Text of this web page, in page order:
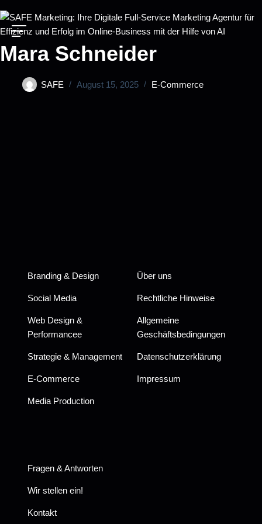
Mara Schneider
SAFE August 15, 2025 E‑Commerce
Branding & Design
Social Media
Web Design &
Performancee
Strategie & Management
E-Commerce
Media Production
Über uns
Rechtliche Hinweise
Allgemeine
Geschäftsbedingungen
Datenschutzerklärung
Impressum
Fragen & Antworten
Wir stellen ein!
Kontakt